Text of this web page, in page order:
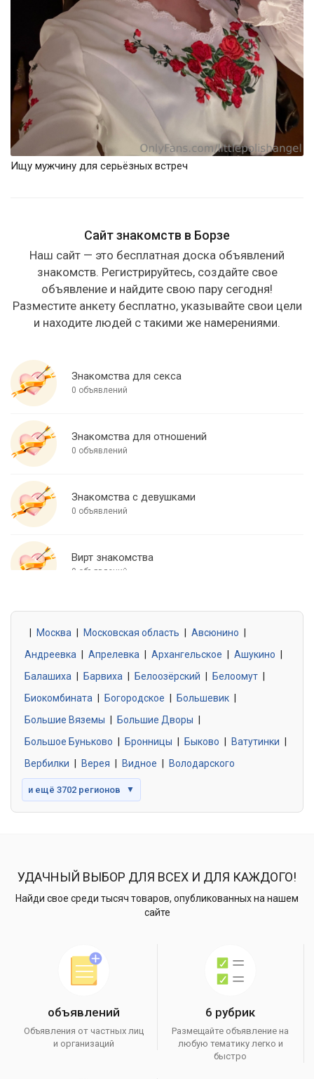
Ищу мужчину для серьёзных встреч
Сайт знакомств в Борзе
Наш сайт — это бесплатная доска объявлений
знакомств. Регистрируйтесь, создайте свое
объявление и найдите свою пару сегодня!
Разместите анкету бесплатно, указывайте свои цели
и находите людей с такими же намерениями.
Знакомства для секса
0 объявлений
Знакомства для отношений
0 объявлений
Знакомства с девушками
0 объявлений
Вирт знакомства
0 объявлений
0 объявлений
Знакомства без обязательств
0 объявлений
Москва Московская область Авсюнино
Андреевка
Апрелевка Архангельское Ашукино
Балашиха
Барвиха Белоозёрский Белоомут
Биокомбината
Богородское Большевик
Большие Вяземы
Большие Дворы
Большое Буньково
Бронницы Быково Ватутинки
Вербилки
Верея Видное Володарского
и ещё 3702 регионов ▼
УДАЧНЫЙ ВЫБОР ДЛЯ ВСЕХ И ДЛЯ КАЖДОГО!
Найди свое среди тысяч товаров, опубликованных на нашем
сайте
объявлений
Объявления от частных лиц
и организаций
6 рубрик
Размещайте объявление на
любую тематику легко и
быстро